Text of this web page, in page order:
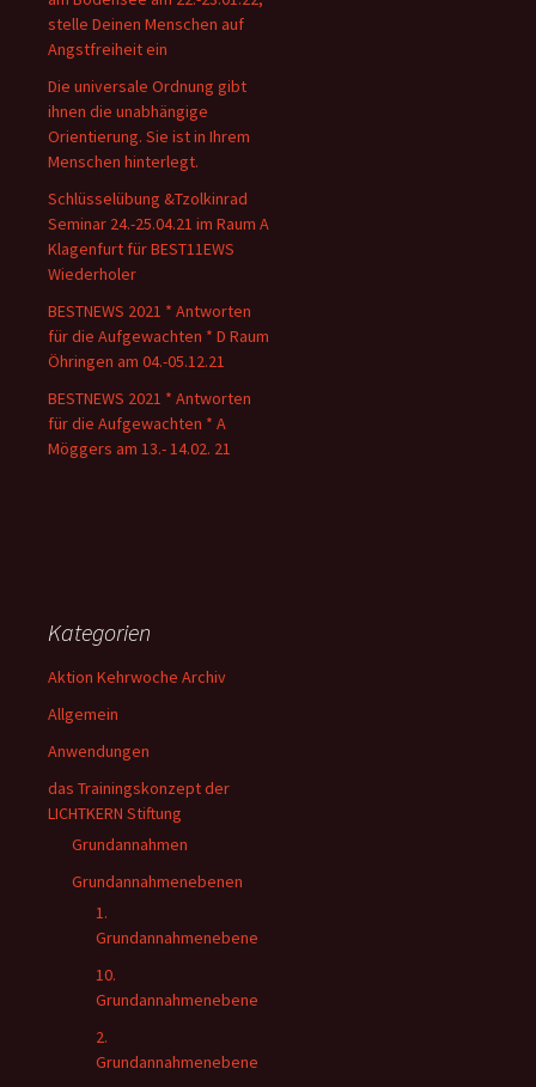
stelle Deinen Menschen auf
Angstfreiheit ein
Die universale Ordnung gibt
ihnen die unabhängige
Orientierung. Sie ist in Ihrem
Menschen hinterlegt.
Schlüsselübung &Tzolkinrad
Seminar 24.-25.04.21 im Raum A
Klagenfurt für BEST11EWS
Wiederholer
BESTNEWS 2021 * Antworten
für die Aufgewachten * D Raum
Öhringen am 04.-05.12.21
BESTNEWS 2021 * Antworten
für die Aufgewachten * A
Möggers am 13.- 14.02. 21
Kategorien
Aktion Kehrwoche Archiv
Allgemein
Anwendungen
das Trainingskonzept der
LICHTKERN Stiftung
Grundannahmen
Grundannahmenebenen
1.
Grundannahmenebene
10.
Grundannahmenebene
2.
Grundannahmenebene